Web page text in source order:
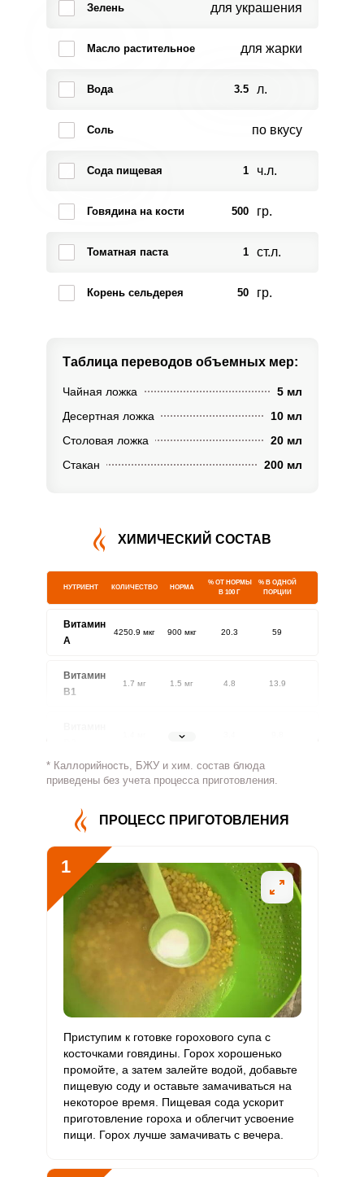
Зелень для украшения
Масло растительное для жарки
Вода 3.5 л.
Соль по вкусу
Сода пищевая 1 ч.л.
Говядина на кости 500 гр.
Томатная паста 1 ст.л.
Корень сельдерея 50 гр.
Таблица переводов объемных мер:
Чайная ложка
5 мл
Десертная ложка
10 мл
Столовая ложка
20 мл
Стакан
200 мл
ХИМИЧЕСКИЙ СОСТАВ
НУТРИЕНТ КОЛИЧЕСТВО НОРМА
% ОТ НОРМЫ
В 100 Г
% В ОДНОЙ
ПОРЦИИ
Витамин
A
4250.9 мкг 900 мкг 20.3 59
Витамин
В1
1.7 мг 1.5 мг 4.8 13.9
1.8 мг
Витамин
630.7 мг 500 мг 5.4 15.8
Витамин
В5
Витамин
В6
3.6 мг 2 мг 22.8
Витамин
400 мкг 1.2 3.5
3 мкг 11.8 34.4
Витамин
С
48.1 мкг 90 мкг 2.3
Витамин
D
0
Витамин
* Каллорийность, БЖУ и хим. состав блюда
приведены без учета процесса приготовления.
ПРОЦЕСС ПРИГОТОВЛЕНИЯ
1
Приступим к готовке горохового супа с
косточками говядины. Горох хорошенько
промойте, а затем залейте водой, добавьте
пищевую соду и оставьте замачиваться на
некоторое время. Пищевая сода ускорит
приготовление гороха и облегчит усвоение
пищи. Горох лучше замачивать с вечера.